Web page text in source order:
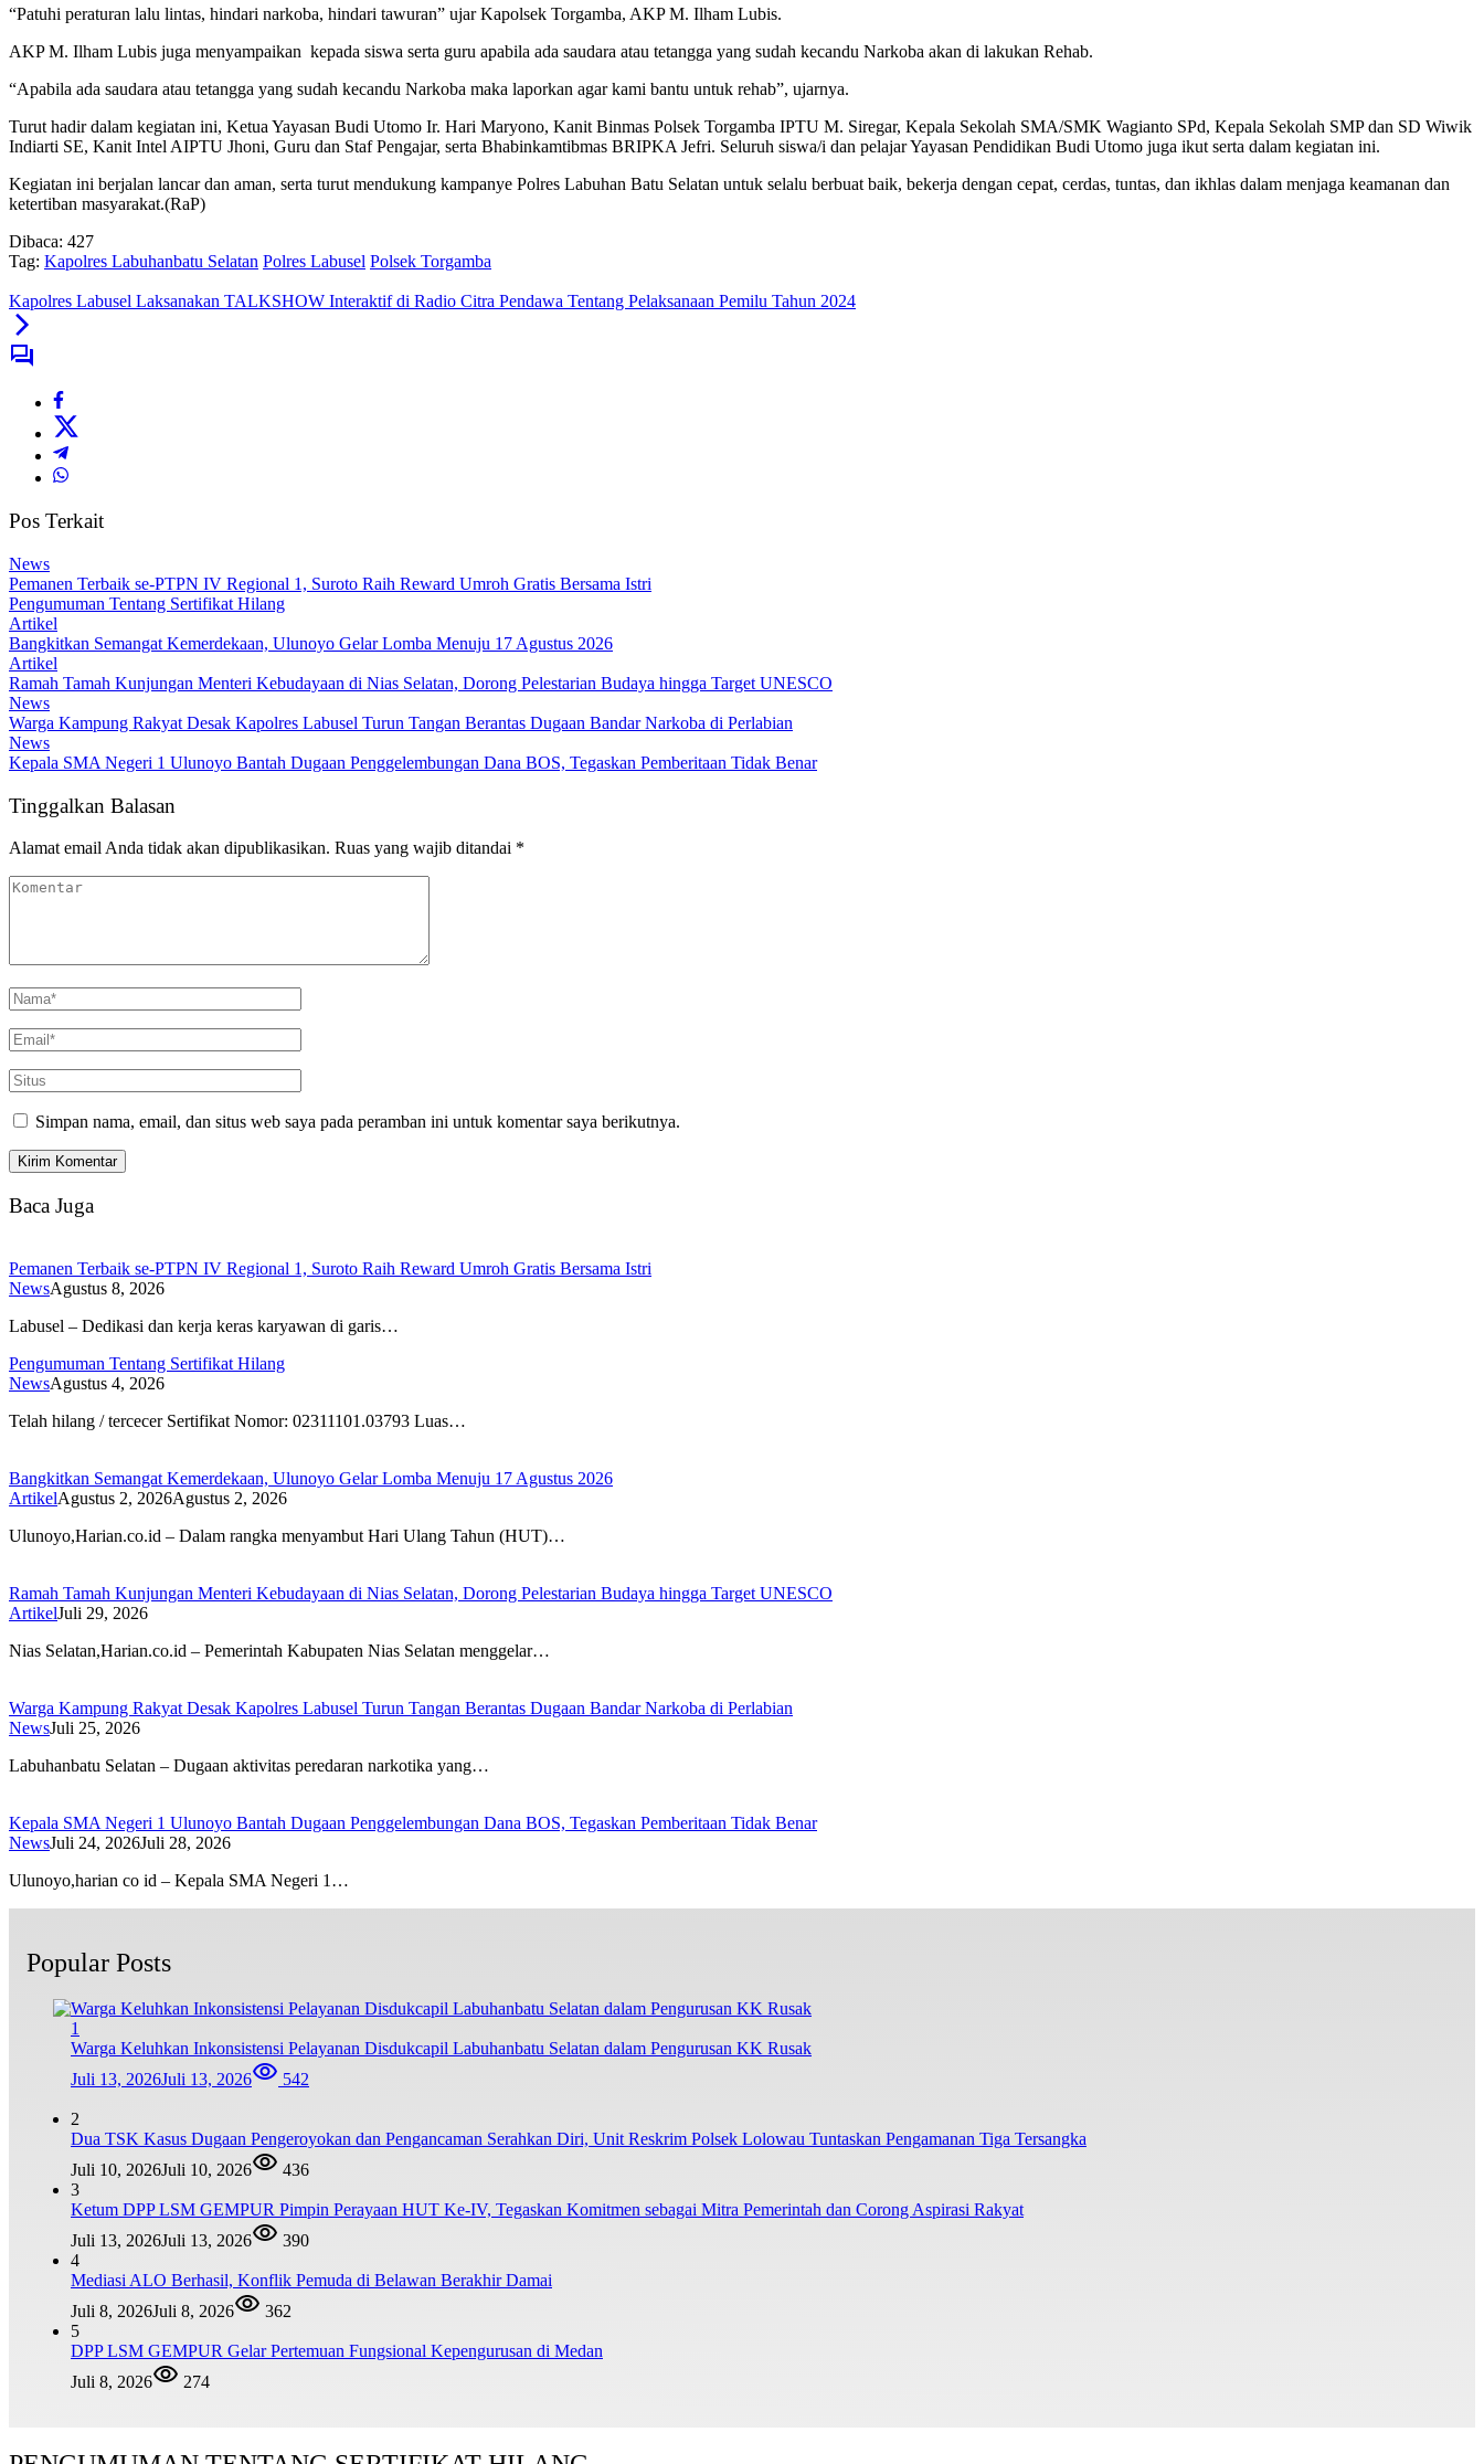
“Patuhi peraturan lalu lintas, hindari narkoba, hindari tawuran” ujar Kapolsek Torgamba, AKP M. Ilham Lubis.
AKP M. Ilham Lubis juga menyampaikan kepada siswa serta guru apabila ada saudara atau tetangga yang sudah kecandu Narkoba akan di lakukan Rehab.
“Apabila ada saudara atau tetangga yang sudah kecandu Narkoba maka laporkan agar kami bantu untuk rehab”, ujarnya.
Turut hadir dalam kegiatan ini, Ketua Yayasan Budi Utomo Ir. Hari Maryono, Kanit Binmas Polsek Torgamba IPTU M. Siregar, Kepala Sekolah SMA/SMK Wagianto SPd, Kepala Sekolah SMP dan SD Wiwik
Indiarti SE, Kanit Intel AIPTU Jhoni, Guru dan Staf Pengajar, serta Bhabinkamtibmas BRIPKA Jefri. Seluruh siswa/i dan pelajar Yayasan Pendidikan Budi Utomo juga ikut serta dalam kegiatan ini.
Kegiatan ini berjalan lancar dan aman, serta turut mendukung kampanye Polres Labuhan Batu Selatan untuk selalu berbuat baik, bekerja dengan cepat, cerdas, tuntas, dan ikhlas dalam menjaga keamanan dan
ketertiban masyarakat.(RaP)
Dibaca: 427
Tag: Kapolres Labuhanbatu Selatan Polres Labusel Polsek Torgamba
Kapolres Labusel Laksanakan TALKSHOW Interaktif di Radio Citra Pendawa Tentang Pelaksanaan Pemilu Tahun 2024
Pos Terkait
News
Pemanen Terbaik se-PTPN IV Regional 1, Suroto Raih Reward Umroh Gratis Bersama Istri
Pengumuman Tentang Sertifikat Hilang
Artikel
Bangkitkan Semangat Kemerdekaan, Ulunoyo Gelar Lomba Menuju 17 Agustus 2026
Artikel
Ramah Tamah Kunjungan Menteri Kebudayaan di Nias Selatan, Dorong Pelestarian Budaya hingga Target UNESCO
News
Warga Kampung Rakyat Desak Kapolres Labusel Turun Tangan Berantas Dugaan Bandar Narkoba di Perlabian
News
Kepala SMA Negeri 1 Ulunoyo Bantah Dugaan Penggelembungan Dana BOS, Tegaskan Pemberitaan Tidak Benar
Tinggalkan Balasan
Alamat email Anda tidak akan dipublikasikan. Ruas yang wajib ditandai *
Simpan nama, email, dan situs web saya pada peramban ini untuk komentar saya berikutnya.
Baca Juga
Pemanen Terbaik se-PTPN IV Regional 1, Suroto Raih Reward Umroh Gratis Bersama Istri
NewsAgustus 8, 2026
Labusel – Dedikasi dan kerja keras karyawan di garis…
Pengumuman Tentang Sertifikat Hilang
NewsAgustus 4, 2026
Telah hilang / tercecer Sertifikat Nomor: 02311101.03793 Luas…
Bangkitkan Semangat Kemerdekaan, Ulunoyo Gelar Lomba Menuju 17 Agustus 2026
ArtikelAgustus 2, 2026Agustus 2, 2026
Ulunoyo,Harian.co.id – Dalam rangka menyambut Hari Ulang Tahun (HUT)…
Ramah Tamah Kunjungan Menteri Kebudayaan di Nias Selatan, Dorong Pelestarian Budaya hingga Target UNESCO
ArtikelJuli 29, 2026
Nias Selatan,Harian.co.id – Pemerintah Kabupaten Nias Selatan menggelar…
Warga Kampung Rakyat Desak Kapolres Labusel Turun Tangan Berantas Dugaan Bandar Narkoba di Perlabian
NewsJuli 25, 2026
Labuhanbatu Selatan – Dugaan aktivitas peredaran narkotika yang…
Kepala SMA Negeri 1 Ulunoyo Bantah Dugaan Penggelembungan Dana BOS, Tegaskan Pemberitaan Tidak Benar
NewsJuli 24, 2026Juli 28, 2026
Ulunoyo,harian co id – Kepala SMA Negeri 1…
Popular Posts
1
Warga Keluhkan Inkonsistensi Pelayanan Disdukcapil Labuhanbatu Selatan dalam Pengurusan KK Rusak
Juli 13, 2026Juli 13, 2026 542
2
Dua TSK Kasus Dugaan Pengeroyokan dan Pengancaman Serahkan Diri, Unit Reskrim Polsek Lolowau Tuntaskan Pengamanan Tiga Tersangka
Juli 10, 2026Juli 10, 2026
436
3
Ketum DPP LSM GEMPUR Pimpin Perayaan HUT Ke-IV, Tegaskan Komitmen sebagai Mitra Pemerintah dan Corong Aspirasi Rakyat
Juli 13, 2026Juli 13, 2026
390
4
Mediasi ALO Berhasil, Konflik Pemuda di Belawan Berakhir Damai
Juli 8, 2026Juli 8, 2026
362
5
DPP LSM GEMPUR Gelar Pertemuan Fungsional Kepengurusan di Medan
Juli 8, 2026
274